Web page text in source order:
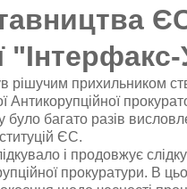
рішучим прихильником
Антикорупційної
багато разів
ЄС.
і продовжує
прокуратури. В